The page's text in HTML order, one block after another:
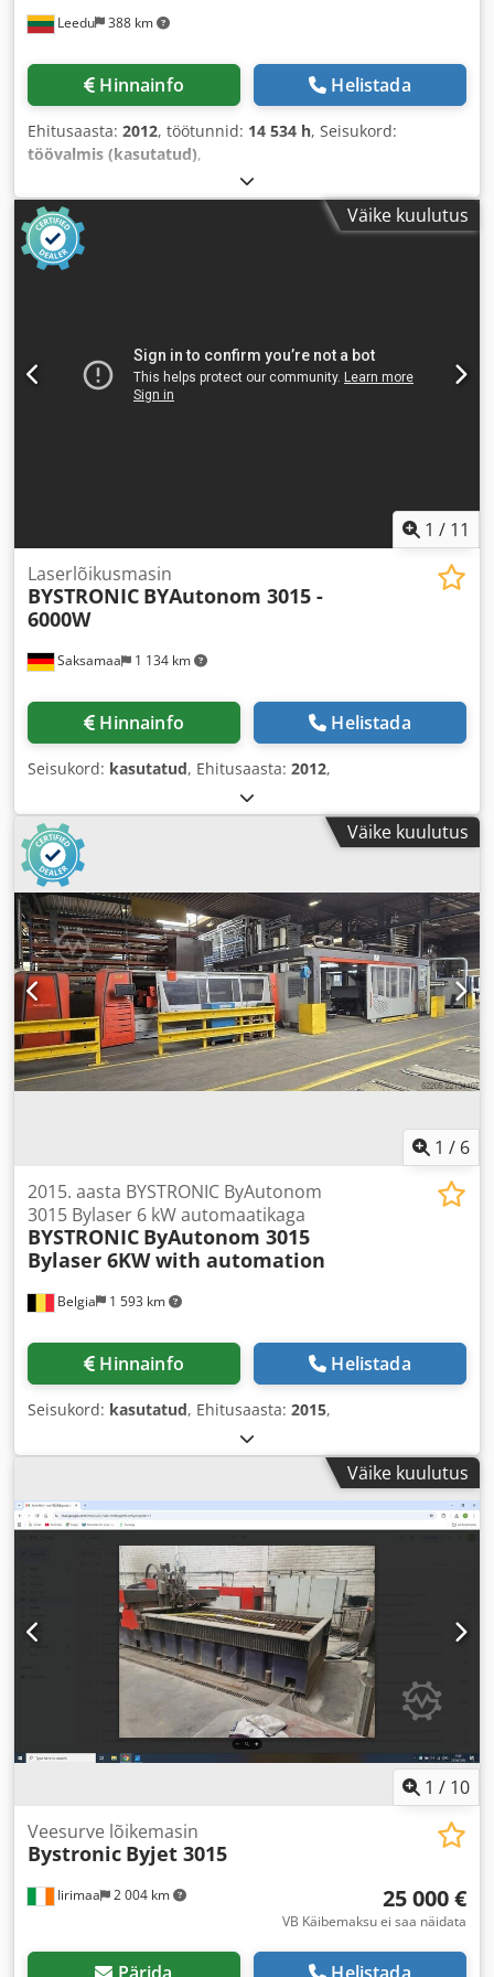
Leedu 388 km
Hinnainfo Helistada
Ehitusaasta: 2012, töötunnid: 14 534 h, Seisukord:
töövalmis (kasutatud),
Väike kuulutus
1 / 11
Saksamaa 1 134 km
Laserlõikusmasin
BYSTRONIC BYAutonom 3015 -
6000W
Hinnainfo Helistada
Seisukord: kasutatud, Ehitusaasta: 2012,
Väike kuulutus
1 / 6
Belgia 1 593 km
2015. aasta BYSTRONIC ByAutonom
3015 Bylaser 6 kW automaatikaga
BYSTRONIC ByAutonom 3015
Bylaser 6KW with automation
Hinnainfo Helistada
Seisukord: kasutatud, Ehitusaasta: 2015,
Väike kuulutus
1 / 10
Iirimaa 2 004 km
Veesurve lõikemasin
Bystronic Byjet 3015
25 000 €
VB Käibemaksu ei saa näidata